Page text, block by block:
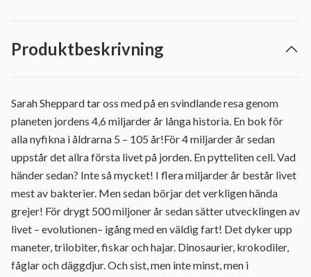
Produktbeskrivning
Sarah Sheppard tar oss med på en svindlande resa genom
planeten jordens 4,6 miljarder år långa historia. En bok för
alla nyfikna i åldrarna 5 – 105 år!För 4 miljarder år sedan
uppstår det allra första livet på jorden. En pytteliten cell. Vad
händer sedan? Inte så mycket! I flera miljarder år består livet
mest av bakterier. Men sedan börjar det verkligen hända
grejer! För drygt 500 miljoner år sedan sätter utvecklingen av
livet – evolutionen– igång med en väldig fart! Det dyker upp
maneter, trilobiter, fiskar och hajar. Dinosaurier, krokodiler,
fåglar och däggdjur. Och sist, men inte minst, men i